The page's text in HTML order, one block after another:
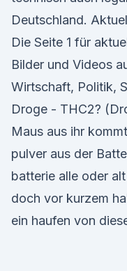
Deutschland.
Die Seite 1 für
Bilder und Videos
Wirtschaft, Politik,
Droge - THC2?
Maus aus ihr
pulver aus der
batterie alle oder
doch vor kurzem
ein haufen von